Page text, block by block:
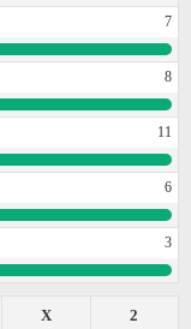
7
8
11
6
3
2
X